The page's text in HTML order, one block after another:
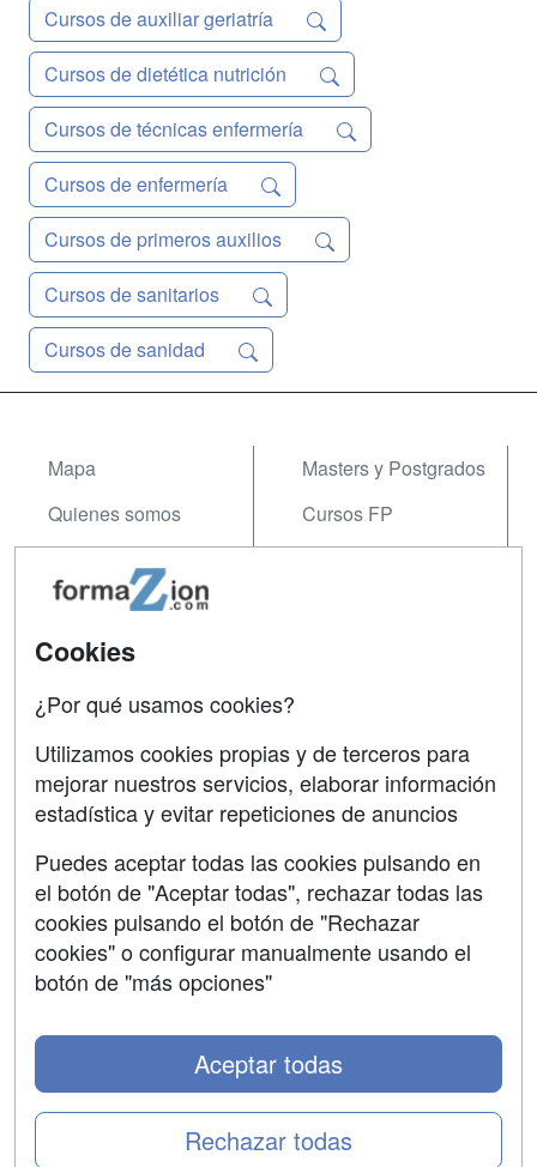
Cursos de auxiliar geriatría
Cursos de dietética nutrición
Cursos de técnicas enfermería
Cursos de enfermería
Cursos de primeros auxilios
Cursos de sanitarios
Cursos de sanidad
Mapa
Quienes somos
Acceso Usuarios
Acceso Centros
Masters y Postgrados
Cursos FP
Contactar
Confidencialidad
Copyleft
SÍGUENOS EN:
Cookies
¿Por qué usamos cookies?
Utilizamos cookies propias y de terceros para
mejorar nuestros servicios, elaborar información
estadística y evitar repeticiones de anuncios
Puedes aceptar todas las cookies pulsando en
el botón de "Aceptar todas", rechazar todas las
cookies pulsando el botón de "Rechazar
cookies" o configurar manualmente usando el
botón de "más opciones"
Rechazar todas
Aceptar todas